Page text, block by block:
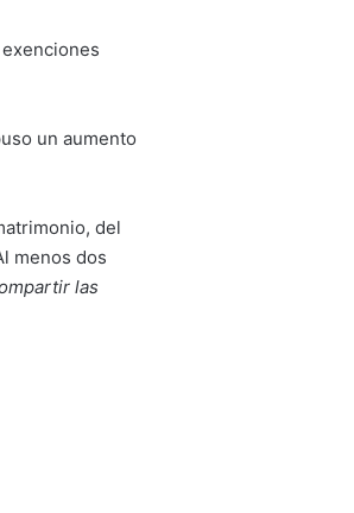
un aumento
del
menos dos
las